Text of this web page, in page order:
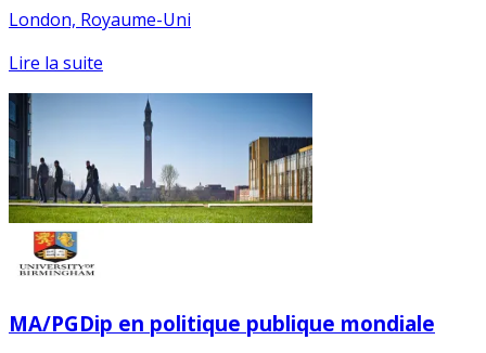
London, Royaume-Uni
Lire la suite
MA/PGDip en politique publique mondiale